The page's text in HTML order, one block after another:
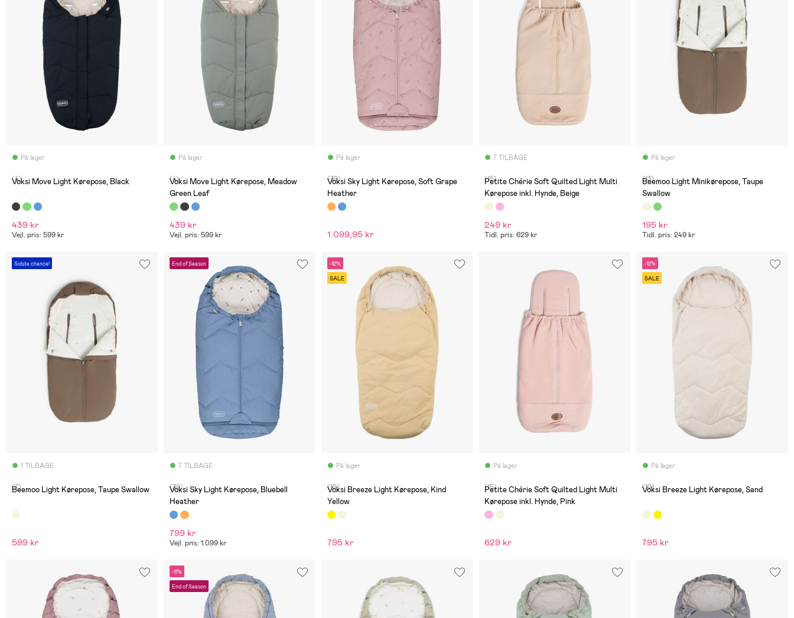
På lager
(4)
Voksi Move Light Kørepose, Black
439 kr
Vejl. pris: 599 kr
På lager
(4)
Voksi Move Light Kørepose, Meadow
Green Leaf
439 kr
Vejl. pris: 599 kr
På lager
(39)
Voksi Sky Light Kørepose, Soft Grape
Heather
1.099,95 kr
7 TILBAGE
(15)
Petite Chérie Soft Quilted Light Multi
Kørepose inkl. Hynde, Beige
249 kr
Tidl. pris: 629 kr
På lager
(13)
Beemoo Light Minikørepose, Taupe
Swallow
195 kr
Tidl. pris: 249 kr
Sidste chance!
1 TILBAGE
(7)
Beemoo Light Kørepose, Taupe Swallow
599 kr
End of Season
7 TILBAGE
(39)
Voksi Sky Light Kørepose, Bluebell
Heather
799 kr
Vejl. pris: 1.099 kr
-12%
SALE
På lager
(19)
Voksi Breeze Light Kørepose, Kind
Yellow
795 kr
På lager
(15)
Petite Chérie Soft Quilted Light Multi
Kørepose inkl. Hynde, Pink
629 kr
-12%
SALE
På lager
(19)
Voksi Breeze Light Kørepose, Sand
795 kr
-11%
End of Season